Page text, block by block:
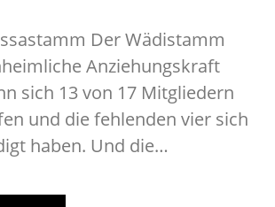
Der Wädistamm
Anziehungskraft
sich 13 von 17 Mitgliedern
und die fehlenden vier sich
haben. Und die…